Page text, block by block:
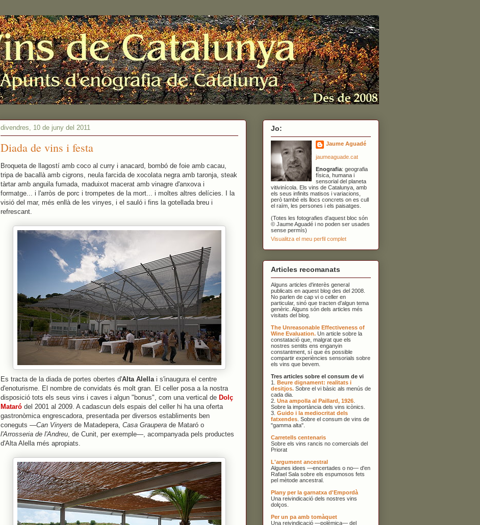
divendres, 10 de juny del 2011
Diada de vins i festa
Broqueta de llagostí amb coco al curry i anacard, bombó de foie amb cacau,
tripa de bacallà amb cigrons, neula farcida de xocolata negra amb taronja, steak
tàrtar amb anguila fumada, maduixot macerat amb vinagre d'anxova i
formatge... i l'arròs de porc i trompetes de la mort... i moltes altres delícies. I la
visió del mar, més enllà de les vinyes, i el sauló i fins la gotellada breu i
refrescant.
Es tracta de la diada de portes obertes d'Alta Alellai s'inaugura el centre
d'enoturisme. El nombre de convidats és molt gran. El celler posa a la nostra
disposició tots els seus vins i caves i algun "bonus", com una vertical de Dolç
Mataró del 2001 al 2009. A cadascun dels espais del celler hi ha una oferta
gastronòmica engrescadora, presentada per diversos establiments ben
coneguts —Can Vinyers de Matadepera, Casa Graupera de Mataró o
l'Arrosseria de l'Andreu, de Cunit, per exemple—, acompanyada pels productes
d'Alta Alella més apropiats.
Jo:
Jaume Aguadé
jaumeaguade.cat
Enografia: geografia
física, humana i
sensorial del planeta
vitivinícola. Els vins de Catalunya, amb
els seus infinits matisos i variacions,
però també els llocs concrets on es cull
el raïm, les persones i els paisatges.
(Totes les fotografies d'aquest bloc són
© Jaume Aguadé i no poden ser usades
sense permís)
Visualitza el meu perfil complet
Articles recomanats
Alguns articles d'interès general
publicats en aquest blog des del 2008.
No parlen de cap vi o celler en
particular, sinó que tracten d'algun tema
genèric. Alguns són dels articles més
visitats del blog.
The Unreasonable Effectiveness of
Wine Evaluation. Un article sobre la
constatació que, malgrat que els
nostres sentits ens enganyin
constantment, sí que és possible
compartir experiències sensorials sobre
els vins que bevem.
Tres articles sobre el consum de vi
1. Beure dignament: realitats i
desitjos. Sobre el vi bàsic als menús de
cada dia.
2. Una ampolla al Paillard, 1926
Sobre la importància dels vins icònics.
3. Guido i la mediocritat dels
fatxendes . Sobre el consum de vins de
"gamma alta".
Carretells centenaris
Sobre els vins rancis no comercials del
Priorat
L'argument ancestral
Algunes idees —encertades o no— d'en
Rafael Sala sobre els espumosos fets
pel mètode ancestral.
Plany per la garnatxa d'Empordà
Una reivindicació dels nostres vins
dolços.
Per un pa amb tomàquet
Una reivindicació —polèmica— del